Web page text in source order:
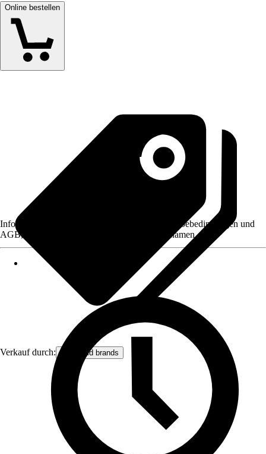
Online bestellen
Verkauf durch: let’s build brands
Informationen des Verkäufers, wie z. B. Rückgabebedingungen und
AGB, finden Sie bei Klick auf den Verkäufernamen.